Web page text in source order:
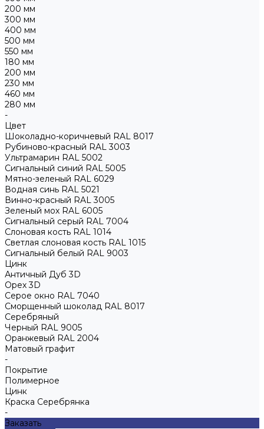
200 мм
300 мм
400 мм
500 мм
550 мм
180 мм
200 мм
230 мм
460 мм
280 мм
-
Цвет
Шоколадно-коричневый RAL 8017
Рубиново-красный RAL 3003
Ультрамарин RAL 5002
Сигнальный синий RAL 5005
Мятно-зеленый RAL 6029
Водная синь RAL 5021
Винно-красный RAL 3005
Зеленый мох RAL 6005
Сигнальный серый RAL 7004
Слоновая кость RAL 1014
Светлая слоновая кость RAL 1015
Сигнальный белый RAL 9003
Цинк
Античный Дуб 3D
Орех 3D
Серое окно RAL 7040
Сморщенный шоколад RAL 8017
Серебряный
Черный RAL 9005
Оранжевый RAL 2004
Матовый графит
-
Покрытие
Полимерное
Цинк
Краска Серебрянка
-
Заказать